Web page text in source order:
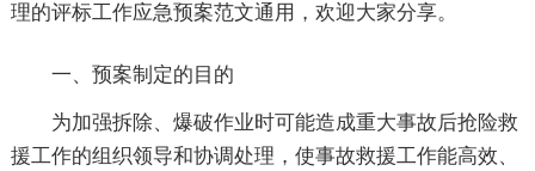
理的评标工作应急预案范文通用，欢迎大家分享。
一、预案制定的目的
为加强拆除、爆破作业时可能造成重大事故后抢险救
援工作的组织领导和协调处理，使事故救援工作能高效、